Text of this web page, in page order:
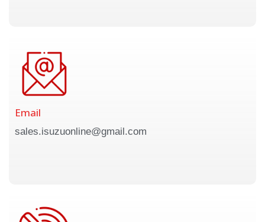
Email
sales.isuzuonline@gmail.com